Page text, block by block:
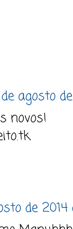
agosto
novos!
de